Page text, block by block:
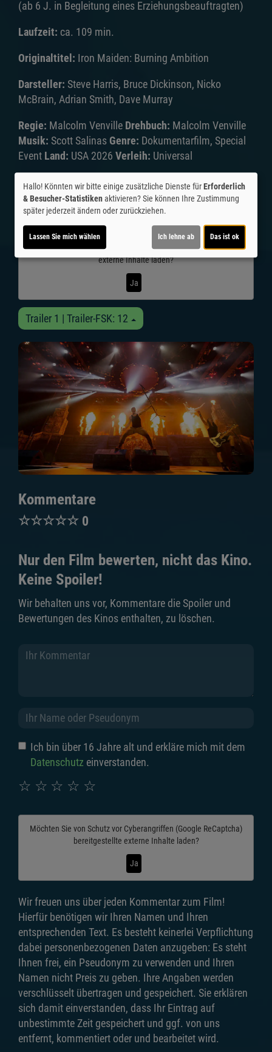
(ab 6 J. in Begleitung eines Erziehungsbeauftragten)
Laufzeit: ca. 109 min.
Originaltitel: Iron Maiden: Burning Ambition
Darsteller: Steve Harris, Bruce Dickinson, Nicko
McBrain, Adrian Smith, Dave Murray
Regie: Malcolm Venville Drehbuch: Malcolm Venville
Musik: Scott Salinas Genre: Dokumentarfilm, Special
Event Land: USA 2026 Verleih: Universal
Inhalte zum Teil von
© CINEPROG ...macht Lust auf Ihr Kino!
Möchten Sie vonYoutube (Trailer ansehen)bereitgestellte
externe Inhalte laden?
Ja
Trailer 1 | Trailer-FSK: 12
Kommentare
☆☆☆☆☆ 0
Nur den Film bewerten, nicht das Kino.
Keine Spoiler!
Wir behalten uns vor, Kommentare die Spoiler und
Bewertungen des Kinos enthalten, zu löschen.
Ich bin über 16 Jahre alt und erkläre mich mit dem
Datenschutz einverstanden.
☆
☆
☆
☆
☆
Möchten Sie von Schutz vor Cyberangriffen (Google ReCaptcha)
bereitgestellte externe Inhalte laden?
Ja
Wir freuen uns über jeden Kommentar zum Film!
Hierfür benötigen wir Ihren Namen und Ihren
entsprechenden Text. Es besteht keinerlei Verpflichtung
dabei personenbezogenen Daten anzugeben: Es steht
Ihnen frei, ein Pseudonym zu verwenden und Ihren
Namen nicht Preis zu geben. Ihre Angaben werden
verschlüsselt übertragen und gespeichert. Sie erklären
sich damit einverstanden, dass Ihr Eintrag auf
unbestimmte Zeit gespeichert und ggf. von uns
entfernt, kommentiert oder und bearbeitet wird.
Hallo! Könnten wir bitte einige zusätzliche Dienste fürErforderlich
& Besucher-Statistikenaktivieren? Sie können Ihre Zustimmung
später jederzeit ändern oder zurückziehen.
Lassen Sie mich wählen Ich lehne ab Das ist ok